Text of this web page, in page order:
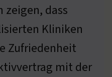
zeigen, dass
Kliniken
Zufriedenheit
mit der